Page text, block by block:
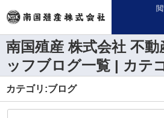
南国殖産 株式会社 不動
ッフブログ一覧 | カテ
カテゴリ:ブログ